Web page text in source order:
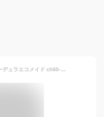
チャムス ショルダーバッグ コーデュラエコメイド ch60-2525 CHUMS メンズ レディース キッズ